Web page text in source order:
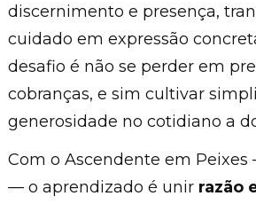
discernimento e presença,
cuidado em expressão
desafio é não se perder em
cobranças, e sim cultivar
generosidade no cotidiano a
Com o Ascendente em
— o aprendizado é unir razão